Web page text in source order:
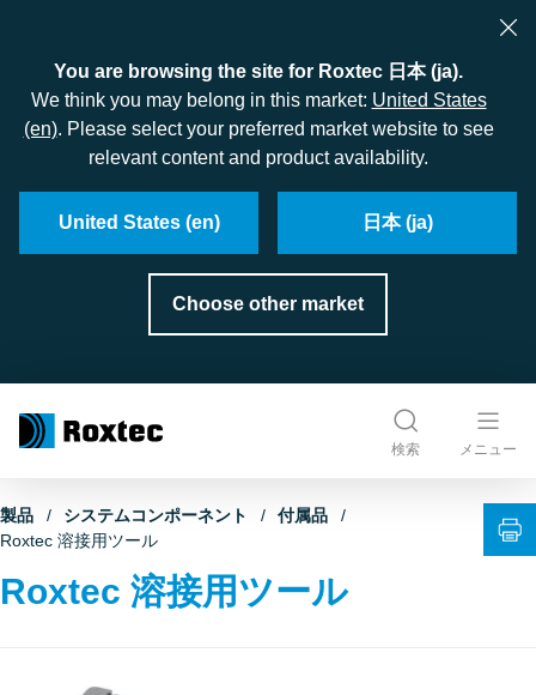
You are browsing the site for Roxtec 日本 (ja).
We think you may belong in this market: United States
(en). Please select your preferred market website to see
relevant content and product availability.
United States (en) 日本 (ja)
Choose other market
検索 メニュー
製品 システムコンポーネント
付属品
Roxtec 溶接用ツール
Roxtec 溶接用ツール